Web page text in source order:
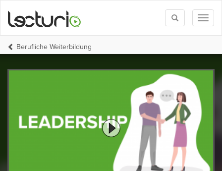
Toggle
search
Berufliche Weiterbildung